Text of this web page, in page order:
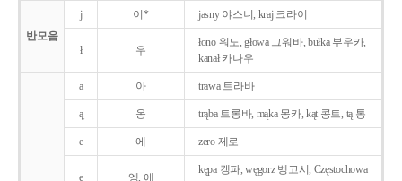
반모음
j 이* jasny 야스니, kraj 크라이
ł 우
łono 워노, głowa 그워바, bułka 부우카,
kanał 카나우
a 아 trawa 트라바
ą̨ 옹 trąba 트롱바, mąka 몽카, kąt 콩트, tą 통
e 에 zero 제로
ę 엥, 에
kępa 켕파, węgorz 벵고시, Częstochowa